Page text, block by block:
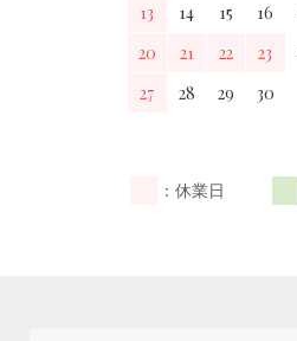
13
14 15 16
20
21 22 23
27
28 29 30
：休業日